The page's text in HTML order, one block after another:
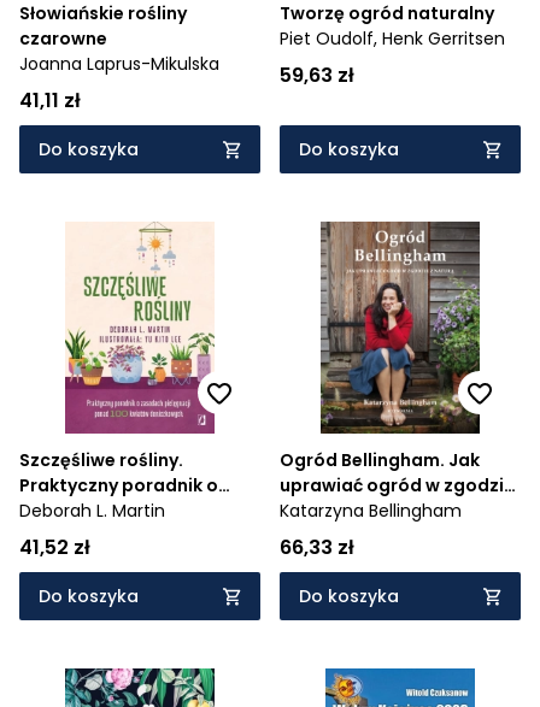
Słowiańskie rośliny
czarowne
Joanna Laprus-Mikulska
41,11 zł
Do koszyka
Tworzę ogród naturalny
Piet Oudolf, Henk Gerritsen
59,63 zł
Do koszyka
Szczęśliwe rośliny.
Praktyczny poradnik o
zasadach pielęgnacji
ponad 100 kwiatów
doniczkowych
Deborah L. Martin
41,52 zł
Do koszyka
Ogród Bellingham. Jak
uprawiać ogród w zgodzie
z naturą
Katarzyna Bellingham
66,33 zł
Do koszyka